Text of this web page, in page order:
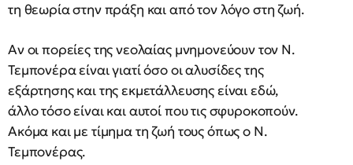
τη θεωρία στην πράξη και από τον λόγο στη ζωή.
Αν οι πορείες της νεολαίας μνημονεύουν τον Ν.
Τεμπονέρα είναι γιατί όσο οι αλυσίδες της
εξάρτησης και της εκμετάλλευσης είναι εδώ,
άλλο τόσο είναι και αυτοί που τις σφυροκοπούν.
Ακόμα και με τίμημα τη ζωή τους όπως ο Ν.
Τεμπονέρας.